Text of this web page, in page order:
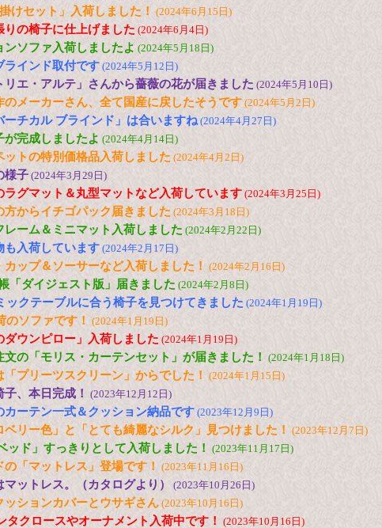
けセット」入荷しました！ (2024年6月15日)
りの椅子に仕上げました (2024年6月4日)
ンソファ入荷しましたよ (2024年5月18日)
ラインド取付です (2024年5月12日)
リエ・アルテ」さんから薔薇の花が届きました (2024年5月10日)
のメーカーさん、全て国産に戻したそうです (2024年5月2日)
ーチカル ブラインド」は合いますね(2024年4月27日)
が完成しましたよ (2024年4月14日)
ットの特別価格品入荷しました (2024年4月2日)
様子 (2024年3月29日)
ラグマット＆丸型マットなど入荷しています (2024年3月25日)
方からイチゴパック届きました (2024年3月18日)
レーム＆ミニマット入荷しました (2024年2月22日)
も入荷しています (2024年2月17日)
ップ＆ソーサーなど入荷しました！ (2024年2月16日)
「ダイジェスト版」届きました (2024年2月8日)
ックテーブルに合う椅子を見つけてきました (2024年1月19日)
のソファです！ (2024年1月19日)
ダウンピロー」入荷しました (2024年1月19日)
の「モリス・カーテンセット」が届きました！ (2024年1月18日)
「プリーツスクリーン」からでした！ (2024年1月15日)
、本日完成！ (2023年12月12日)
カーテン一式＆クッション納品です (2023年12月9日)
ベリー色」と「とても綺麗なシルク」見つけました！ (2023年12月7日)
ッド」すっきりとして入荷しました！ (2023年11月17日)
「マットレス」登場です！ (2023年11月16日)
ットレス。（カタログより） (2023年10月26日)
ッションカバーとウサギさん (2023年10月16日)
タクロースやオーナメント入荷中です！ (2023年10月16日)